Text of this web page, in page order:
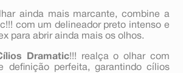
ainda mais marcante, combine a
com um delineador preto intenso e
para abrir ainda mais os olhos.
Dramatic!!! realça o olhar com
definição perfeita, garantindo cílios